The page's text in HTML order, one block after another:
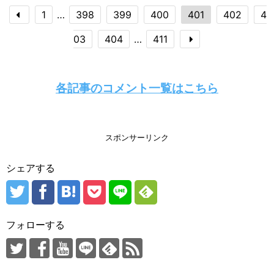
1 … 398 399 400 401 402
4
03
404 … 411
各記事のコメント一覧はこちら
スポンサーリンク
シェアする
フォローする